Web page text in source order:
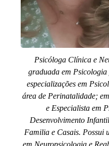
Psicóloga Clínica e
graduada em
especializações em
área de Perinatalidade;
e Especialista em
Desenvolvimento
Familia e Casais. Possui
em Neuropsicologia e